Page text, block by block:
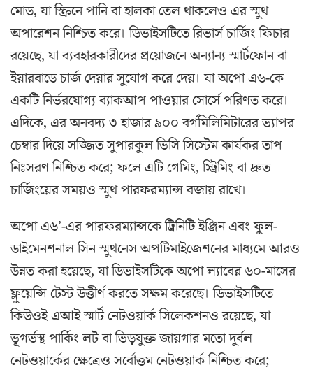
মোড, যা স্ক্রিনে পানি বা হালকা তেল থাকলেও এর স্মুথ
অপারেশন নিশ্চিত করে। ডিভাইসটিতে রিভার্স চার্জিং ফিচার
রয়েছে, যা ব্যবহারকারীদের প্রয়োজনে অন্যান্য স্মার্টফোন বা
ইয়ারবাডে চার্জ দেয়ার সুযোগ করে দেয়। যা অপো এ৬-কে
একটি নির্ভরযোগ্য ব্যাকআপ পাওয়ার সোর্সে পরিণত করে।
এদিকে, এর অনবদ্য ৩ হাজার ৯০০ বর্গমিলিমিটারের ভ্যাপর
চেম্বার দিয়ে সজ্জিত সুপারকুল ভিসি সিস্টেম কার্যকর তাপ
নিঃসরণ নিশ্চিত করে; ফলে এটি গেমিং, স্ট্রিমিং বা দ্রুত
চার্জিংয়ের সময়ও স্মুথ পারফরম্যান্স বজায় রাখে।
অপো এ৬’-এর পারফরম্যান্সকে ট্রিনিটি ইঞ্জিন এবং ফুল-
ডাইমেনশনাল সিন স্মুথনেস অপটিমাইজেশনের মাধ্যমে আরও
উন্নত করা হয়েছে, যা ডিভাইসটিকে অপো ল্যাবের ৬০-মাসের
ফ্লুয়েন্সি টেস্ট উত্তীর্ণ করতে সক্ষম করেছে। ডিভাইসটিতে
কিউওই এআই স্মার্ট নেটওয়ার্ক সিলেকশনও রয়েছে, যা
ভূগর্ভস্থ পার্কিং লট বা ভিড়যুক্ত জায়গার মতো দুর্বল
নেটওয়ার্কের ক্ষেত্রেও সর্বোত্তম নেটওয়ার্ক নিশ্চিত করে;